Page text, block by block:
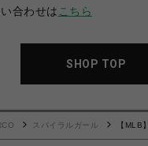
合わせは こちら
SHOP TOP
スパイラルガール
【MLB